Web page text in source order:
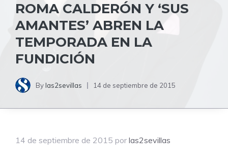
ROMA CALDERÓN Y ‘SUS
AMANTES’ ABREN LA
TEMPORADA EN LA
FUNDICIÓN
By las2sevillas 14 de septiembre de 2015
14 de septiembre de 2015 por las2sevillas